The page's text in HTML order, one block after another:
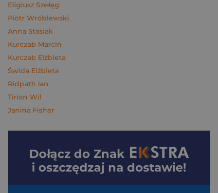
Eligiusz Szełęg
Piotr Wróblewski
Anna Stasiak
Kurczab Marcin
Kurczab Elżbieta
Świda Elżbieta
Ridpath Ian
Tirion Wil
Janina Fisher
Dołącz do Znak
i oszczędzaj na dostawie!